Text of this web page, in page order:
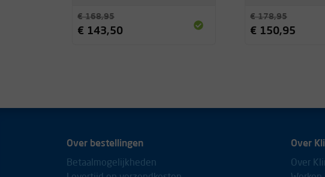
€ 168,95
€ 143,50
€ 178,95
€ 150,95
Over bestellingen
Betaalmogelijkheden
Over
Over